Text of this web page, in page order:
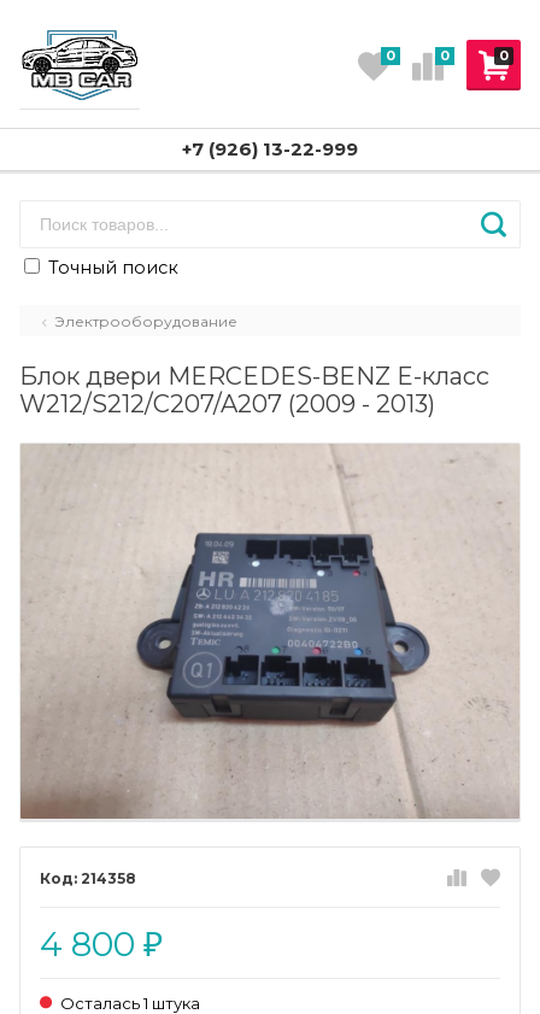
0
0 0
+7 (926) 13-22-999
Точный поиск
Электрооборудование
Блок двери MERCEDES-BENZ E-класс
W212/S212/C207/A207 (2009 - 2013)
214358
4 800 ₽
Осталась 1 штука